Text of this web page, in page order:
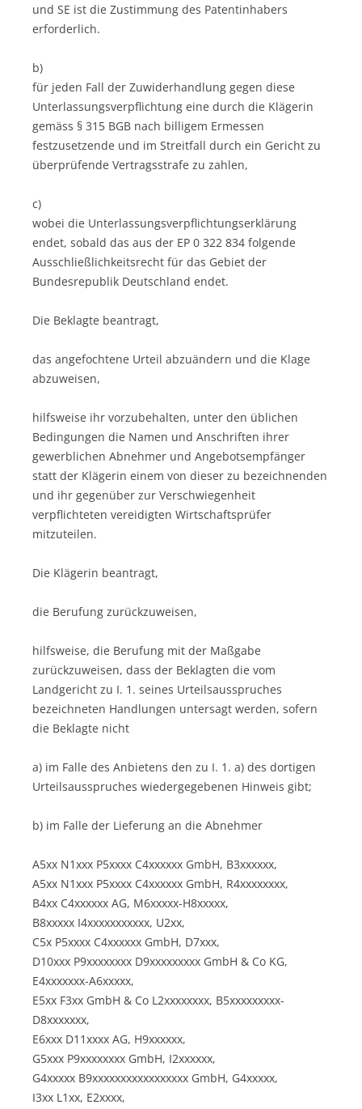
und SE ist die Zustimmung des Patentinhabers
erforderlich.
b)
für jeden Fall der Zuwiderhandlung gegen diese
Unterlassungsverpflichtung eine durch die Klägerin
gemäss § 315 BGB nach billigem Ermessen
festzusetzende und im Streitfall durch ein Gericht zu
überprüfende Vertragsstrafe zu zahlen,
c)
wobei die Unterlassungsverpflichtungserklärung
endet, sobald das aus der EP 0 322 834 folgende
Ausschließlichkeitsrecht für das Gebiet der
Bundesrepublik Deutschland endet.
Die Beklagte beantragt,
das angefochtene Urteil abzuändern und die Klage
abzuweisen,
hilfsweise ihr vorzubehalten, unter den üblichen
Bedingungen die Namen und Anschriften ihrer
gewerblichen Abnehmer und Angebotsempfänger
statt der Klägerin einem von dieser zu bezeichnenden
und ihr gegenüber zur Verschwiegenheit
verpflichteten vereidigten Wirtschaftsprüfer
mitzuteilen.
Die Klägerin beantragt,
die Berufung zurückzuweisen,
hilfsweise, die Berufung mit der Maßgabe
zurückzuweisen, dass der Beklagten die vom
Landgericht zu I. 1. seines Urteilsausspruches
bezeichneten Handlungen untersagt werden, sofern
die Beklagte nicht
a) im Falle des Anbietens den zu I. 1. a) des dortigen
Urteilsausspruches wiedergegebenen Hinweis gibt;
b) im Falle der Lieferung an die Abnehmer
A5xx N1xxx P5xxxx C4xxxxxx GmbH, B3xxxxxx,
A5xx N1xxx P5xxxx C4xxxxxx GmbH, R4xxxxxxxx,
B4xx C4xxxxxx AG, M6xxxxx-H8xxxxx,
B8xxxxx I4xxxxxxxxxxx, U2xx,
C5x P5xxxx C4xxxxxx GmbH, D7xxx,
D10xxx P9xxxxxxxx D9xxxxxxxxx GmbH & Co KG,
E4xxxxxxx-A6xxxxx,
E5xx F3xx GmbH & Co L2xxxxxxxx, B5xxxxxxxxx-
D8xxxxxxx,
E6xxx D11xxxx AG, H9xxxxxx,
G5xxx P9xxxxxxxx GmbH, I2xxxxxx,
G4xxxxx B9xxxxxxxxxxxxxxxxx GmbH, G4xxxxx,
I3xx L1xx, E2xxxx,